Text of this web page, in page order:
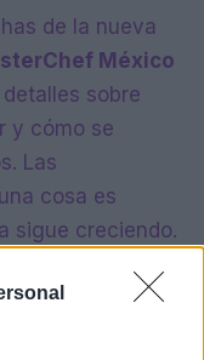
de la nueva
México
sobre
y cómo se
Las
cosa es
sigue creciendo.